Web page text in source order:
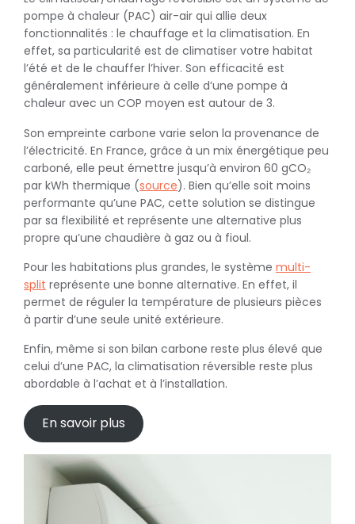
pompe à chaleur (PAC) air-air qui allie deux
fonctionnalités : le chauffage et la climatisation. En
effet, sa particularité est de climatiser votre habitat
l’été et de le chauffer l’hiver. Son efficacité est
généralement inférieure à celle d’une pompe à
chaleur avec un COP moyen est autour de 3.
Son empreinte carbone varie selon la provenance de
l’électricité. En France, grâce à un mix énergétique peu
carboné, elle peut émettre jusqu’à environ 60 gCO₂
par kWh thermique (source). Bien qu’elle soit moins
performante qu’une PAC, cette solution se distingue
par sa flexibilité et représente une alternative plus
propre qu’une chaudière à gaz ou à fioul.
Pour les habitations plus grandes, le système multi-
split représente une bonne alternative. En effet, il
permet de réguler la température de plusieurs pièces
à partir d’une seule unité extérieure.
Enfin, même si son bilan carbone reste plus élevé que
celui d’une PAC, la climatisation réversible reste plus
abordable à l’achat et à l’installation.
En savoir plus